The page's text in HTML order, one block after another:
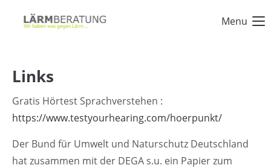
Login
Passwort
Menu
Links
Gratis Hörtest Sprachverstehen :
https://www.testyourhearing.com/hoerpunkt/
Der Bund für Umwelt und Naturschutz Deutschland
hat zusammen mit der DEGA s.u. ein Papier zum